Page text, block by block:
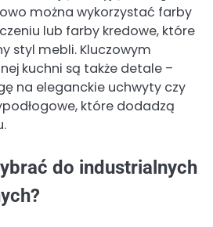
można wykorzystać farby
lub farby kredowe, które
styl mebli. Kluczowym
kuchni są także detale –
na eleganckie uchwyty czy
które dodadzą
do industrialnych